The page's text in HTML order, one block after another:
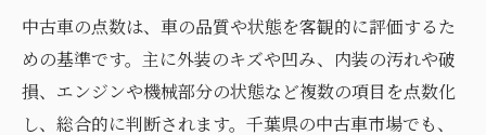
中古車の年式や走行距離と点数の関係
中古車の評価点から読み解く安心購入術
中古車評価点が高い車の特徴と見抜き方
中古車の点数は、車の品質や状態を客観的に評価するた
めの基準です。主に外装のキズや凹み、内装の汚れや破
損、エンジンや機械部分の状態など複数の項目を点数化
し、総合的に判断されます。千葉県の中古車市場でも、